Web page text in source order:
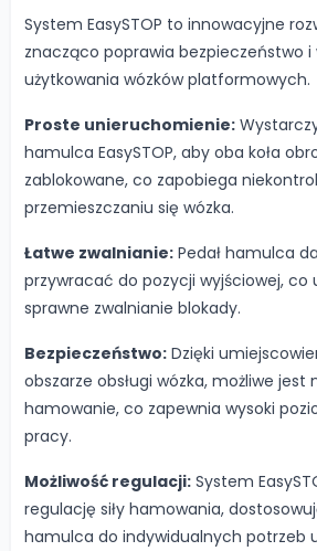
System EasySTOP to innowacyjne
znacząco poprawia bezpieczeństwo i
użytkowania wózków platformowych.
Proste unieruchomienie:
hamulca EasySTOP, aby oba koła
zablokowane, co zapobiega
przemieszczaniu się wózka.
Łatwe zwalnianie: Pedał hamulca
przywracać do pozycji wyjściowej, co
sprawne zwalnianie blokady.
Bezpieczeństwo: Dzięki
obszarze obsługi wózka, możliwe
hamowanie, co zapewnia wysoki
pracy.
Możliwość regulacji: System
regulację siły hamowania,
hamulca do indywidualnych potrzeb